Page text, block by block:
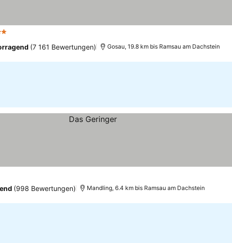
(7 161 Bewertungen) Gosau, 19.8 km bis Ramsau am Dachstein
(998 Bewertungen) Mandling, 6.4 km bis Ramsau am Dachstein